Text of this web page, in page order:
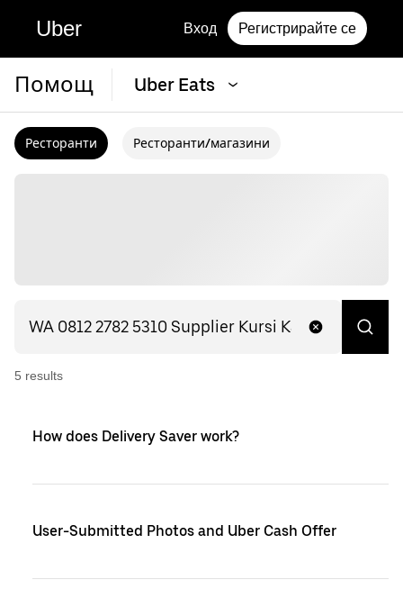
Uber Вход Регистрирайте се
Помощ Uber Eats
Ресторанти Ресторанти/магазини
5 results
How does Delivery Saver work?
User-Submitted Photos and Uber Cash Offer